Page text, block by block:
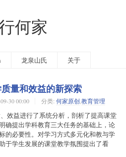
何家
龙泉山氏 关于
量和效益的新探索
30 00:00 分类: 何家原创 教育管理
效益进行了系统分析，剖析了提高课堂
确提出学科教育三大任务的基础上，论
的必要性。对学习方式多元化和教与学
于学生发展的课堂教学氛围提出了看